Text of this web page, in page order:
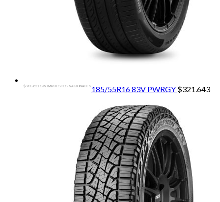
185/55R16 83V PWRGY $321.643
$ 265.821 SIN IMPUESTOS NACIONALES